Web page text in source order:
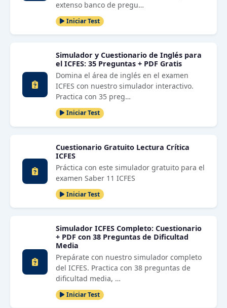
extenso banco de pregu…
Iniciar Test
Simulador y Cuestionario de Inglés para
el ICFES: 35 Preguntas + PDF Gratis
Domina el área de inglés en el examen
ICFES con nuestro simulador interactivo.
Practica con 35 preg…
Iniciar Test
Cuestionario Gratuito Lectura Crítica
ICFES
Práctica con este simulador gratuito para el
examen Saber 11 ICFES
Iniciar Test
Simulador ICFES Completo: Cuestionario
+ PDF con 38 Preguntas de Dificultad
Media
Prepárate con nuestro simulador completo
del ICFES. Practica con 38 preguntas de
dificultad media, …
Iniciar Test